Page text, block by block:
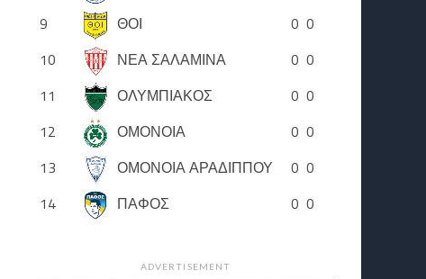
9
ΘΟΙ 0 0
10
ΝΕΑ ΣΑΛΑΜΙΝΑ 0 0
11
ΟΛΥΜΠΙΑΚΟΣ 0 0
12
ΟΜΟΝΟΙΑ 0 0
13
ΟΜΟΝΟΙΑ ΑΡΑΔΙΠΠΟΥ 0 0
14
ΠΑΦΟΣ 0 0
ADVERTISEMENT